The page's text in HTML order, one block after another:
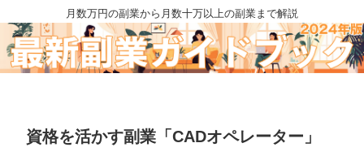
月数万円の副業から月数十万以上の副業まで解説
資格を活かす副業「CADオペレーター」